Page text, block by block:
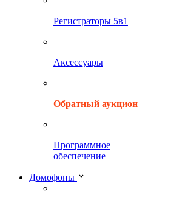
Регистраторы 5в1
Аксессуары
Обратный аукцион
Программное
обеспечение
Домофоны